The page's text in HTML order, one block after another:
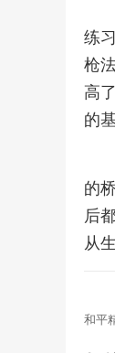
练
枪
高
的
的
后
从
和平